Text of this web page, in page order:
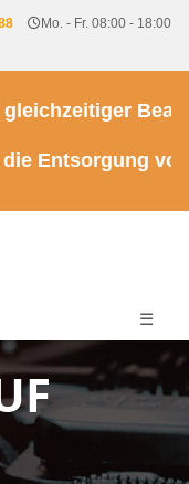
Mo. - Fr. 08:00 - 18:00
Entsorgung von
☰